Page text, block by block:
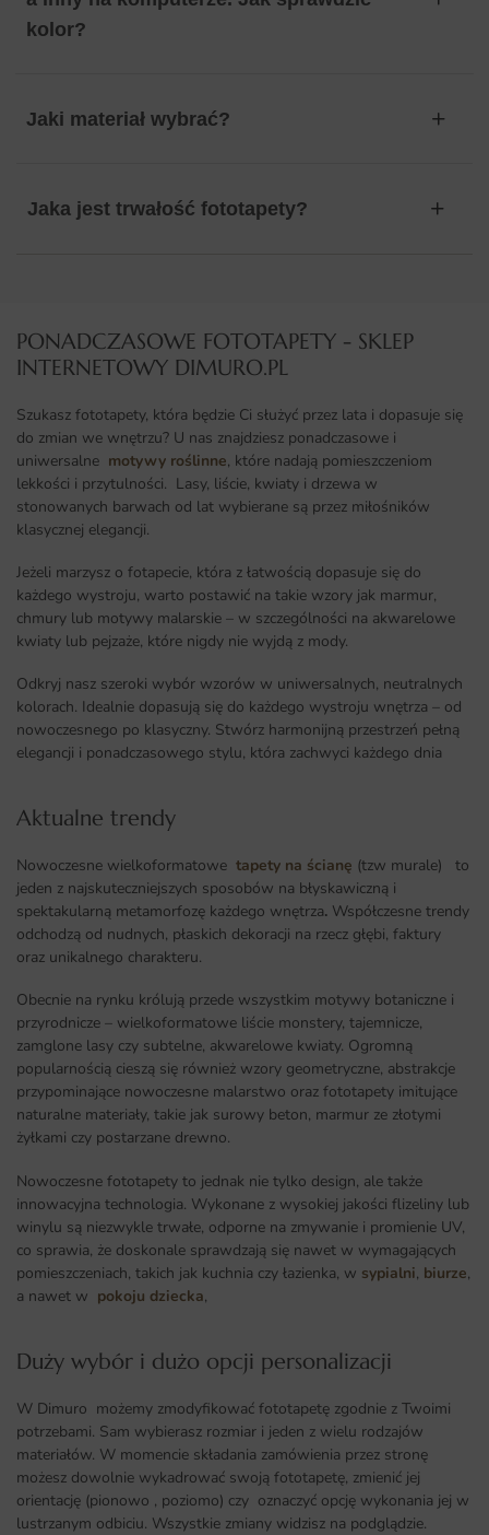
kolor?
Jaki materiał wybrać?
Jaka jest trwałość fototapety?
PONADCZASOWE FOTOTAPETY - SKLEP
INTERNETOWY DIMURO.PL​
Szukasz fototapety, która będzie Ci służyć przez lata i dopasuje się
do zmian we wnętrzu? U nas znajdziesz ponadczasowe i
uniwersalne motywy roślinne, które nadają pomieszczeniom
lekkości i przytulności. Lasy, liście, kwiaty i drzewa w
stonowanych barwach od lat wybierane są przez miłośników
klasycznej elegancji.
Jeżeli marzysz o fotapecie, która z łatwością dopasuje się do
każdego wystroju, warto postawić na takie wzory jak marmur,
chmury lub motywy malarskie – w szczególności na akwarelowe
kwiaty lub pejzaże, które nigdy nie wyjdą z mody.
Odkryj nasz szeroki wybór wzorów w uniwersalnych, neutralnych
kolorach. Idealnie dopasują się do każdego wystroju wnętrza – od
nowoczesnego po klasyczny. Stwórz harmonijną przestrzeń pełną
elegancji i ponadczasowego stylu, która zachwyci każdego dnia
Aktualne trendy​
Nowoczesne wielkoformatowe tapety na ścianę (tzw murale) to
jeden z najskuteczniejszych sposobów na błyskawiczną i
spektakularną metamorfozę każdego wnętrza. Współczesne trendy
odchodzą od nudnych, płaskich dekoracji na rzecz głębi, faktury
oraz unikalnego charakteru.
Obecnie na rynku królują przede wszystkim motywy botaniczne i
przyrodnicze – wielkoformatowe liście monstery, tajemnicze,
zamglone lasy czy subtelne, akwarelowe kwiaty. Ogromną
popularnością cieszą się również wzory geometryczne, abstrakcje
przypominające nowoczesne malarstwo oraz fototapety imitujące
naturalne materiały, takie jak surowy beton, marmur ze złotymi
żyłkami czy postarzane drewno.
Nowoczesne fototapety to jednak nie tylko design, ale także
innowacyjna technologia. Wykonane z wysokiej jakości flizeliny lub
winylu są niezwykle trwałe, odporne na zmywanie i promienie UV,
co sprawia, że doskonale sprawdzają się nawet w wymagających
pomieszczeniach, takich jak kuchnia czy łazienka, w sypialni, biurze,
a nawet w pokoju dziecka,
Duży wybór i dużo opcji personalizacji ​
W Dimuro możemy zmodyfikować fototapetę zgodnie z Twoimi
potrzebami. Sam wybierasz rozmiar i jeden z wielu rodzajów
materiałów. W momencie składania zamówienia przez stronę
możesz dowolnie wykadrować swoją fototapetę, zmienić jej
orientację (pionowo , poziomo) czy oznaczyć opcję wykonania jej w
lustrzanym odbiciu. Wszystkie zmiany widzisz na podglądzie.